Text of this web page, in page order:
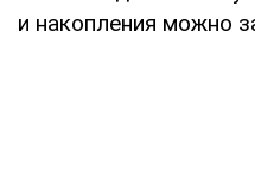
и накопления можно